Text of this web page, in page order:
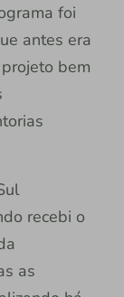
foi
antes era
bem
recebi o
as